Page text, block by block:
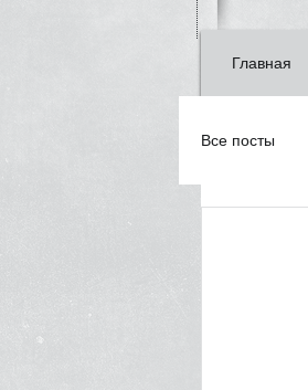
Главная
Все посты